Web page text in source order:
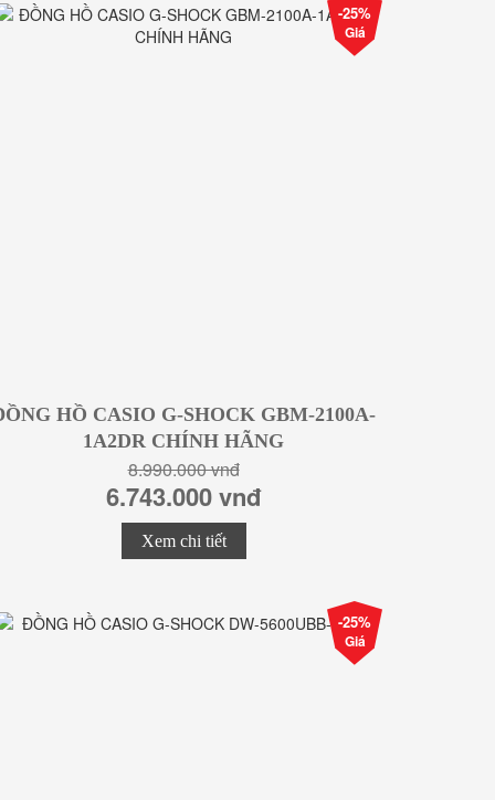
-25%
Giá
HỒ CASIO G-SHOCK GBM-2100A-
1A2DR CHÍNH HÃNG
8.990.000 vnđ
6.743.000 vnđ
Xem chi tiết
-25%
Giá